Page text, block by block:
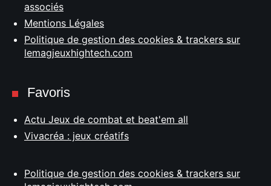
associés
Mentions Légales
Politique de gestion des cookies & trackers sur
lemagjeuxhightech.com
Favoris
Actu Jeux de combat et beat'em all
Vivacréa : jeux créatifs
Politique de gestion des cookies & trackers sur